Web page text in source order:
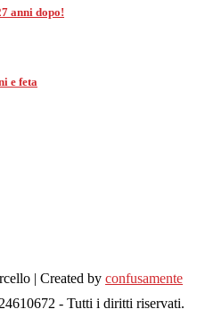
anni dopo!
e feta
| Created by confusamente
- Tutti i diritti riservati.